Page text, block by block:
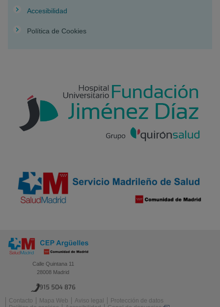
Accesibilidad
Política de Cookies
Calle Quintana 11
28008 Madrid
915 504 876
Contacto Mapa Web Aviso legal
Protección de datos